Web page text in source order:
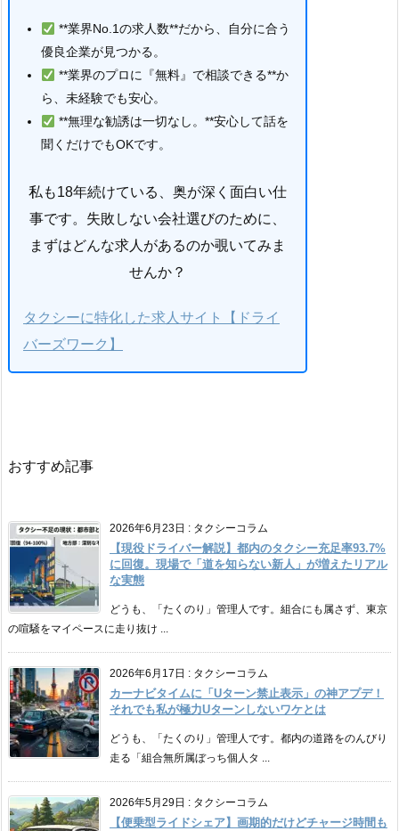
**業界No.1の求人数**だから、自分に合う
優良企業が見つかる。
**業界のプロに『無料』で相談できる**か
ら、未経験でも安心。
**無理な勧誘は一切なし。**安心して話を
聞くだけでもOKです。
私も18年続けている、奥が深く面白い仕
事です。失敗しない会社選びのために、
まずはどんな求人があるのか覗いてみま
せんか？
タクシーに特化した求人サイト【ドライ
バーズワーク】
おすすめ記事
2026年6月23日 : タクシーコラム
【現役ドライバー解説】都内のタクシー充足率93.7%
に回復。現場で「道を知らない新人」が増えたリアル
な実態
どうも、「たくのり」管理人です。組合にも属さず、東京
の喧騒をマイペースに走り抜け ...
2026年6月17日 : タクシーコラム
カーナビタイムに「Uターン禁止表示」の神アプデ！
それでも私が極力Uターンしないワケとは
どうも、「たくのり」管理人です。都内の道路をのんびり
走る「組合無所属ぼっち個人タ ...
2026年5月29日 : タクシーコラム
【便乗型ライドシェア】画期的だけどチャージ時間も